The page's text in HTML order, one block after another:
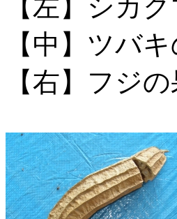
【左】シカ
【中】ツバ
【右】フジ